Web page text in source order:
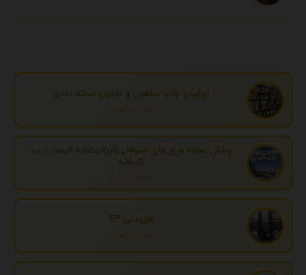
تولیدو چاپ سلفون و نایلون بسته بندی
تهران، تهران
پخش عمده ورق های سیمانی(ایرانیت)به قیمت درب
کارخانه
مازندران، آمل
افزودنی EP
تهران، تهران